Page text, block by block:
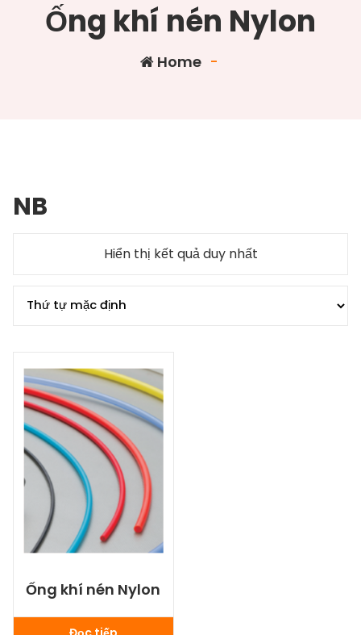
Ống khí nén Nylon
Home -
NB
Hiển thị kết quả duy nhất
Ống khí nén Nylon